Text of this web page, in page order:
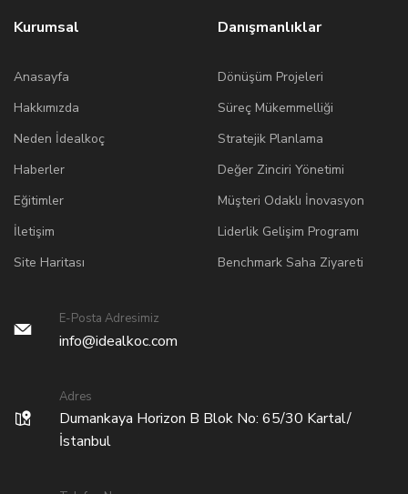
Kurumsal
Anasayfa
Hakkımızda
Neden İdealkoç
Haberler
Eğitimler
İletişim
Site Haritası
Danışmanlıklar
Dönüşüm Projeleri
Süreç Mükemmelliği
Stratejik Planlama
Değer Zinciri Yönetimi
Müşteri Odaklı İnovasyon
Liderlik Gelişim Programı
Benchmark Saha Ziyareti
E-Posta Adresimiz
info@idealkoc.com
Adres
Dumankaya Horizon B Blok No: 65/30 Kartal/
İstanbul